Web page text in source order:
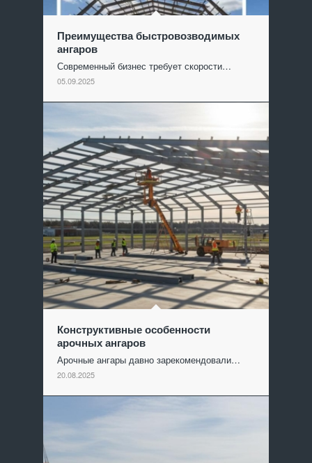
Преимущества быстровозводимых
ангаров
Современный бизнес требует скорости…
05.09.2025
Конструктивные особенности
арочных ангаров
Арочные ангары давно зарекомендовали…
20.08.2025